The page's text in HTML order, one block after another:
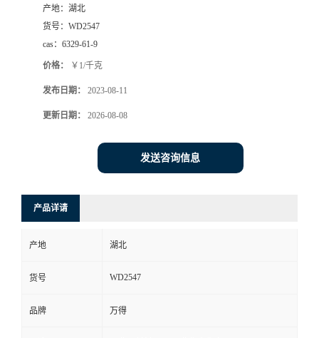
产地： 湖北
货号： WD2547
cas： 6329-61-9
价格： ￥1/千克
发布日期： 2023-08-11
更新日期： 2026-08-08
发送咨询信息
产品详请
产地 湖北
货号 WD2547
品牌 万得